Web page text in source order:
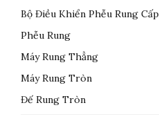
Bộ Điều Khiển Phễu Rung
Phễu Rung
Máy Rung Thẳng
Máy Rung Tròn
Đế Rung Tròn